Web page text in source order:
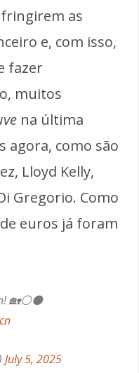
as
e, com isso,
fazer
muitos
na última
agora, como são
Lloyd Kelly,
Gregorio. Como
euros já foram
🏡⚪️⚫️
July 5, 2025